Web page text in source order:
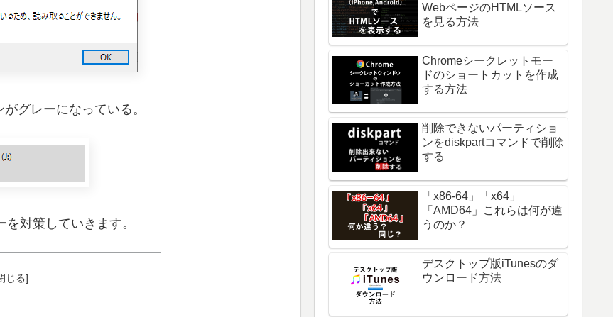
グレーになっている。
対策していきます。
WebページのHTMLソース
を見る方法
Chromeシークレットモー
ドのショートカットを作成
する方法
削除できないパーティショ
ンをdiskpartコマンドで削除
する
「x86-64」「x64」
「AMD64」これらは何が違
うのか？
デスクトップ版iTunesのダ
ウンロード方法